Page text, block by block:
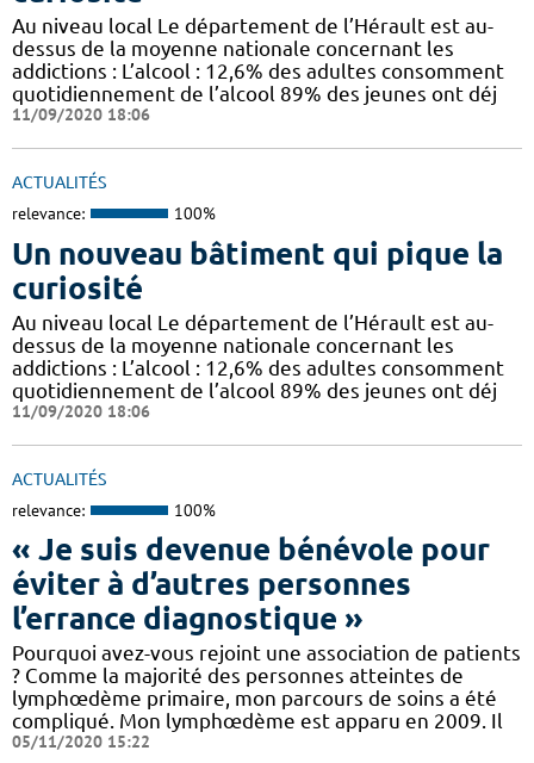
Au niveau local Le département de l’Hérault est au-
dessus de la moyenne nationale concernant les
addictions : L’alcool : 12,6% des adultes consomment
quotidiennement de l’alcool 89% des jeunes ont déj
11/09/2020 18:06
ACTUALITÉS
relevance: 100%
Un nouveau bâtiment qui pique la
curiosité
Au niveau local Le département de l’Hérault est au-
dessus de la moyenne nationale concernant les
addictions : L’alcool : 12,6% des adultes consomment
quotidiennement de l’alcool 89% des jeunes ont déj
11/09/2020 18:06
ACTUALITÉS
relevance: 100%
« Je suis devenue bénévole pour
éviter à d’autres personnes
l’errance diagnostique »
Pourquoi avez-vous rejoint une association de patients
? Comme la majorité des personnes atteintes de
lymphœdème primaire, mon parcours de soins a été
compliqué. Mon lymphœdème est apparu en 2009. Il
05/11/2020 15:22